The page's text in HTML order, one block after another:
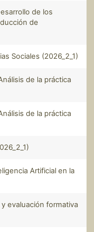
de los
de
Sociales (2026_2_1)
de la práctica
de la práctica
Artificial en la
evaluación formativa